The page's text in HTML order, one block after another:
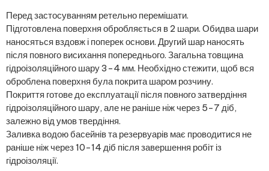
Перед застосуванням ретельно перемішати.
Підготовлена ​​поверхня обробляється в 2 шари. Обидва шари
наносяться вздовж і поперек основи. Другий шар наносять
після повного висихання попереднього. Загальна товщина
гідроізоляційного шару 3-4 мм. Необхідно стежити, щоб вся
оброблена поверхня була покрита шаром розчину.
Покриття готове до експлуатації після повного затвердіння
гідроізоляційного шару, але не раніше ніж через 5-7 діб,
залежно від умов твердіння.
Заливка водою басейнів та резервуарів має проводитися не
раніше ніж через 10-14 діб після завершення робіт із
гідроізоляції.